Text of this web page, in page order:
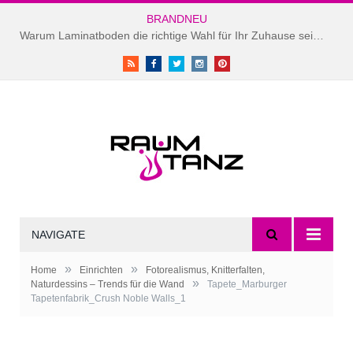
BRANDNEU
Warum Laminatboden die richtige Wahl für Ihr Zuhause sein könnte
RSS FacebookTwitterinstagramPinterest
NAVIGATE
Home » Einrichten »
Fotorealismus, Knitterfalten,
Naturdessins – Trends für die Wand
»
Tapete_Marburger
Tapetenfabrik_Crush Noble Walls_1
Foto: Deutsches Tapeteninstitut,